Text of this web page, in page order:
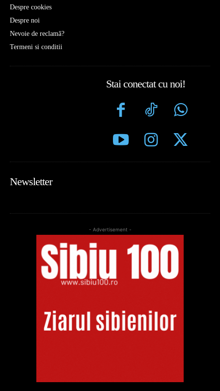
Despre cookies
Despre noi
Nevoie de reclamă?
Termeni si conditii
Stai conectat cu noi!
Newsletter
- Advertisement -